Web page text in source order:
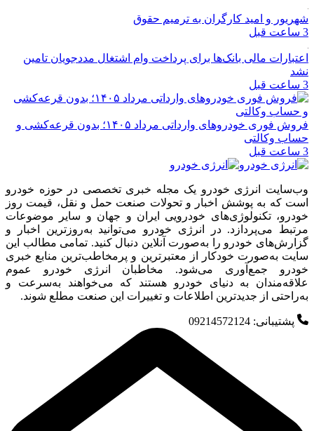
شهریور و امید کارگران به ترمیم حقوق
3 ساعت قبل
اعتبارات مالی بانک‌ها برای پرداخت وام اشتغال مددجویان تامین
نشد
3 ساعت قبل
فروش فوری خودروهای وارداتی مرداد ۱۴۰۵؛ بدون قرعه‌کشی و
حساب وکالتی
3 ساعت قبل
وب‌سایت انرژی خودرو یک مجله خبری تخصصی در حوزه خودرو
است که به پوشش اخبار و تحولات صنعت حمل و نقل، قیمت روز
خودرو، تکنولوژی‌های خودرویی ایران و جهان و سایر موضوعات
مرتبط می‌پردازد. در انرژی خودرو می‌توانید به‌روزترین اخبار و
گزارش‌های خودرو را به‌صورت آنلاین دنبال کنید. تمامی مطالب این
سایت به‌صورت خودکار از معتبرترین و پرمخاطب‌ترین منابع خبری
خودرو جمع‌آوری می‌شود. مخاطبان انرژی خودرو عموم
علاقه‌مندان به دنیای خودرو هستند که می‌خواهند به‌سرعت و
به‌راحتی از جدیدترین اطلاعات و تغییرات این صنعت مطلع شوند.
پشتیبانی: 09214572124